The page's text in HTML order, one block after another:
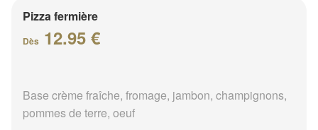
Pizza fermière
Dès 12.95 €
Base crème fraîche, fromage, jambon, champignons,
pommes de terre, oeuf